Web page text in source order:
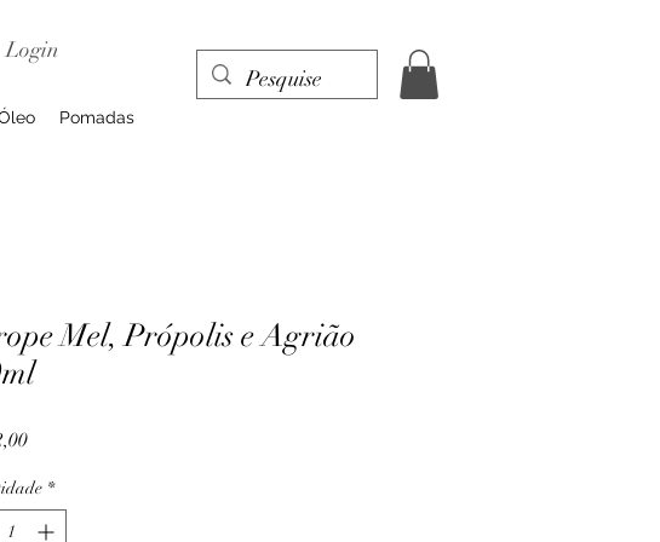
Login
Pomadas
Mel, Própolis e Agrião
Preço
*